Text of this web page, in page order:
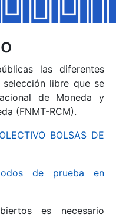
las diferentes
libre que se
de Moneda y
(FNMT-RCM).
BOLSAS DE
de prueba en
es necesario